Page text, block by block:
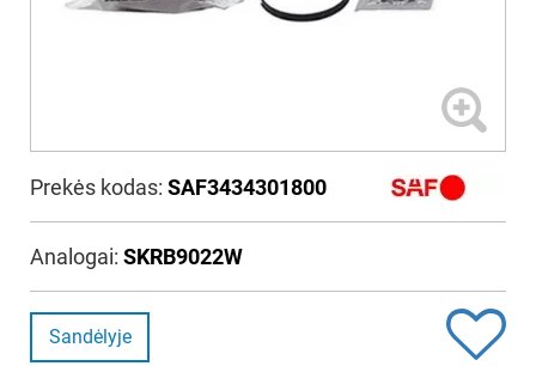
Prekės kodas: SAF3434301800
Analogai: SKRB9022W
Sandėlyje